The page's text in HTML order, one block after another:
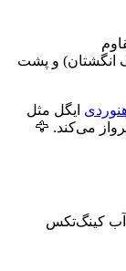
انگشتان) و پشت
ایگل مثل
می‌کند. 🦅
کینگ‌تکس